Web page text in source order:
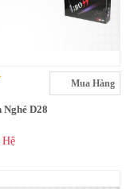
Mua Hàng
D28